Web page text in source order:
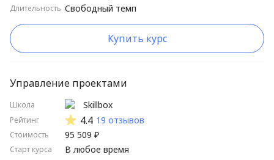
Длительность Свободный темп
Купить курс
Управление проектами
Школа
Рейтинг
Стоимость
Старт курса
Skillbox
4.4 19 отзывов
95 509 ₽
В любое время